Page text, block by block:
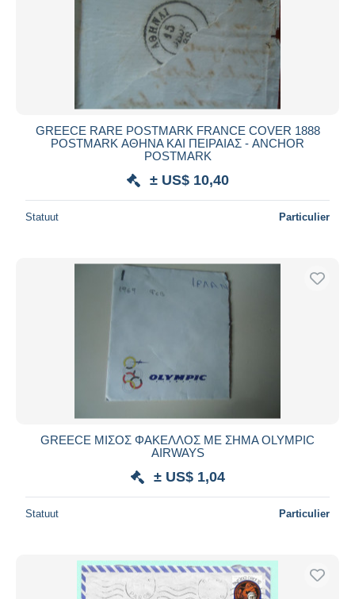
GREECΕ RARE POSTMARK FRANCE COVER 1888
POSTMARK ΑΘΗΝΑ ΚΑΙ ΠΕΙΡΑΙΑΣ - ANCHOR
POSTMARK
± US$ 10,40
Statuut Particulier
GREECE ΜΙΣΟΣ ΦΑΚΕΛΛΟΣ ΜΕ ΣΗΜΑ OLYMPIC
AIRWAYS
± US$ 1,04
Statuut Particulier